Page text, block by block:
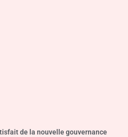
de la nouvelle gouvernance